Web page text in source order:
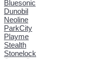
Bluesonic
Dunobil
Neoline
ParkCity
Playme
Stealth
Stonelock